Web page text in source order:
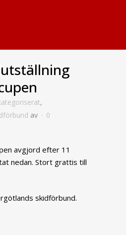
,
av
0
avgjord efter 11
nedan. Stort grattis till
skidförbund.